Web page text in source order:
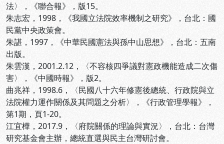
法〉，《聯合報》，版15。
朱志宏，1998，《我國立法院效率機制之研究》，台北：國
民黨中央政策會。
朱諶，1997，《中華民國憲法與孫中山思想》，台北：五南
出版。
朱雲漢，2001.2.12，〈不容核四爭議對憲政機能造成二次傷
害〉，《中國時報》，版2。
曲兆祥，1998.6，〈民國八十六年修憲後總統、行政院與立
法院權力運作關係及其問題之分析〉，《行政管理學報》，
第1期，頁1-20。
江宜樺，2017.9，〈府院關係的理論與實況〉，台北：台灣
研究基金會主辦，總統直選與民主台灣研討會。